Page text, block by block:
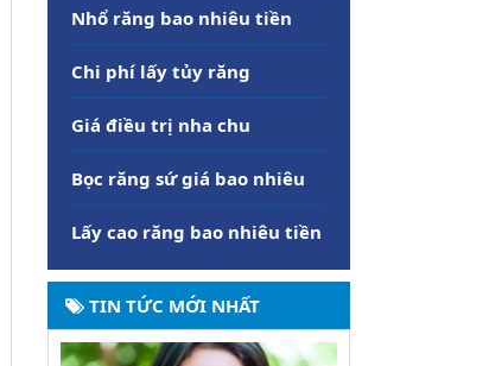
Nhổ răng bao nhiêu tiền
Chi phí lấy tủy răng
Giá điều trị nha chu
Bọc răng sứ giá bao nhiêu
Lấy cao răng bao nhiêu tiền
TIN TỨC MỚI NHẤT